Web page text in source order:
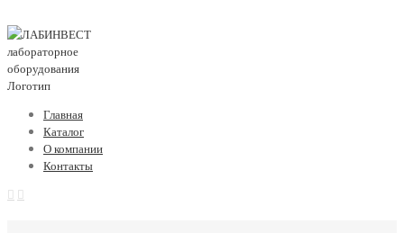
Главная
Каталог
О компании
Контакты